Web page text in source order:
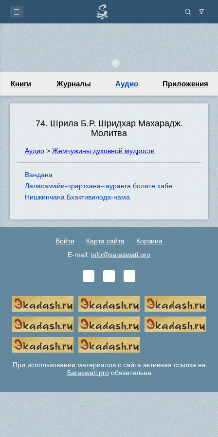
Книги Журналы Аудио Приложения
74. Шрила Б.Р. Шридхар Махарадж.
Молитва
Аудио > Жемчужины духовной мудрости
Вандана
Лаласамайи-прартхана-гауранга болите хабе
Нишкинчана Бхактивинода-нама
Войти Карта сайта
Корзина
E-mail: info@saraswati.pro
При использовании материалов с сайта активная ссылка на
Saraswati.pro обязательна